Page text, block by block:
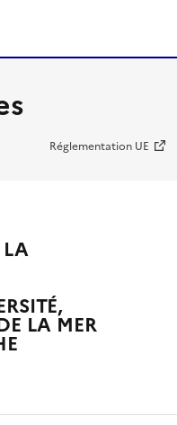
Réglementation UE
LA
LA MER